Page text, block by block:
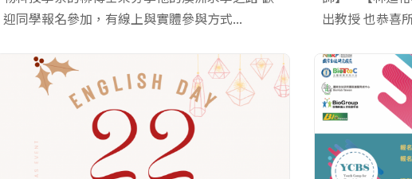
迎同學報名參加，有線上與實體參與方式...
出教授 也恭喜